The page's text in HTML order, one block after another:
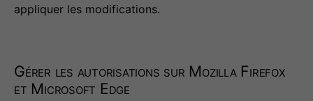
appliquer les modifications.
Gérer les autorisations sur Mozilla Firefox
et Microsoft Edge